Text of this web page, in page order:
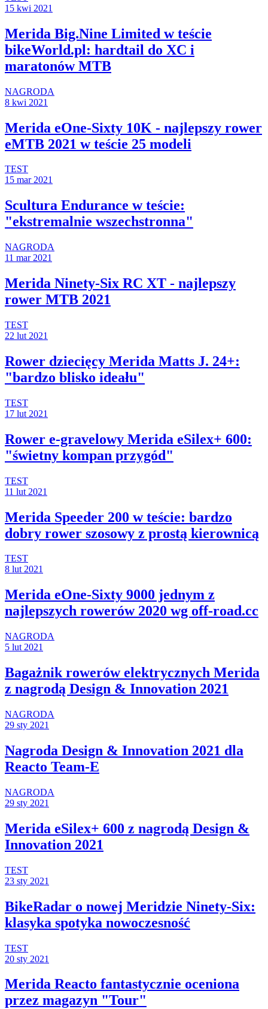
15 kwi 2021
Merida Big.Nine Limited w teście
bikeWorld.pl: hardtail do XC i
maratonów MTB
NAGRODA
8 kwi 2021
Merida eOne-Sixty 10K - najlepszy rower
eMTB 2021 w teście 25 modeli
TEST
15 mar 2021
Scultura Endurance w teście:
"ekstremalnie wszechstronna"
NAGRODA
11 mar 2021
Merida Ninety-Six RC XT - najlepszy
rower MTB 2021
TEST
22 lut 2021
Rower dziecięcy Merida Matts J. 24+:
"bardzo blisko ideału"
TEST
17 lut 2021
Rower e-gravelowy Merida eSilex+ 600:
"świetny kompan przygód"
TEST
11 lut 2021
Merida Speeder 200 w teście: bardzo
dobry rower szosowy z prostą kierownicą
TEST
8 lut 2021
Merida eOne-Sixty 9000 jednym z
najlepszych rowerów 2020 wg off-road.cc
NAGRODA
5 lut 2021
Bagażnik rowerów elektrycznych Merida
z nagrodą Design & Innovation 2021
NAGRODA
29 sty 2021
Nagroda Design & Innovation 2021 dla
Reacto Team-E
NAGRODA
29 sty 2021
Merida eSilex+ 600 z nagrodą Design &
Innovation 2021
TEST
23 sty 2021
BikeRadar o nowej Meridzie Ninety-Six:
klasyka spotyka nowoczesność
TEST
20 sty 2021
Merida Reacto fantastycznie oceniona
przez magazyn "Tour"